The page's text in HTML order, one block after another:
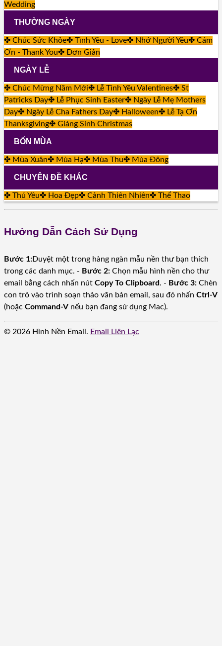
Wedding
THƯỜNG NGÀY
✤ Chúc Sức Khỏe✤ Tình Yêu - Love✤ Nhớ Người Yêu✤ Cám
Ơn - Thank You✤ Đơn Giản
NGÀY LỄ
✤ Chúc Mừng Năm Mới✤ Lễ Tình Yêu Valentines✤ St
Patricks Day✤ Lễ Phục Sinh Easter✤ Ngày Lễ Mẹ Mothers
Day✤ Ngày Lễ Cha Fathers Day✤ Halloween✤ Lễ Tạ Ơn
Thanksgiving✤ Giáng Sinh Christmas
BỐN MÙA
✤ Mùa Xuân✤ Mùa Hạ✤ Mùa Thu✤ Mùa Đông
CHUYÊN ĐỀ KHÁC
✤ Thú Yêu✤ Hoa Đẹp✤ Cảnh Thiên Nhiên✤ Thể Thao
Hướng Dẫn Cách Sử Dụng
Bước 1:Duyệt một trong hàng ngàn mẫu nền thư bạn thích
trong các danh mục. - Bước 2: Chọn mẫu hình nền cho thư
email bằng cách nhấn nút Copy To Clipboard. - Bước 3: Chèn
con trỏ vào trình soạn thảo văn bản email, sau đó nhấn Ctrl-V
(hoặc Command-V nếu bạn đang sử dụng Mac).
© 2026 Hình Nền Email. Email Liên Lạc